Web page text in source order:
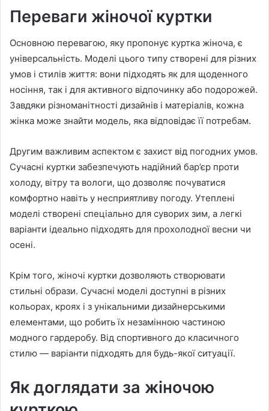
Переваги жіночої куртки
Основною перевагою, яку пропонує куртка жіноча, є
універсальність. Моделі цього типу створені для різних
умов і стилів життя: вони підходять як для щоденного
носіння, так і для активного відпочинку або подорожей.
Завдяки різноманітності дизайнів і матеріалів, кожна
жінка може знайти модель, яка відповідає її потребам.
Другим важливим аспектом є захист від погодних умов.
Сучасні куртки забезпечують надійний бар’єр проти
холоду, вітру та вологи, що дозволяє почуватися
комфортно навіть у несприятливу погоду. Утеплені
моделі створені спеціально для суворих зим, а легкі
варіанти ідеально підходять для прохолодної весни чи
осені.
Крім того, жіночі куртки дозволяють створювати
стильні образи. Сучасні моделі доступні в різних
кольорах, кроях і з унікальними дизайнерськими
елементами, що робить їх незамінною частиною
модного гардеробу. Від спортивного до класичного
стилю — варіанти підходять для будь-якої ситуації.
Як доглядати за жіночою